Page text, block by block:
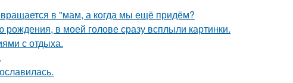
в "мам, а когда мы ещё придём?
в моей голове сразу всплыли картинки.
с отдыха.